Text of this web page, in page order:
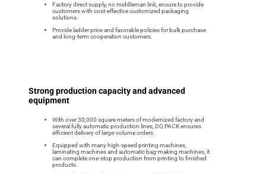
Factory direct supply, no middleman link, ensure to provide
customers with cost-effective customized packaging
solutions.
Provide ladder price and favorable policies for bulk purchase
and long-term cooperation customers.
Strong production capacity and advanced
equipment
With over 30,000 square meters of modernized factory and
several fully automatic production lines, DQ PACK ensures
efficient delivery of large-volume orders.
Equipped with many high-speed printing machines,
laminating machines and automatic bag-making machines, it
can complete one-stop production from printing to finished
products.